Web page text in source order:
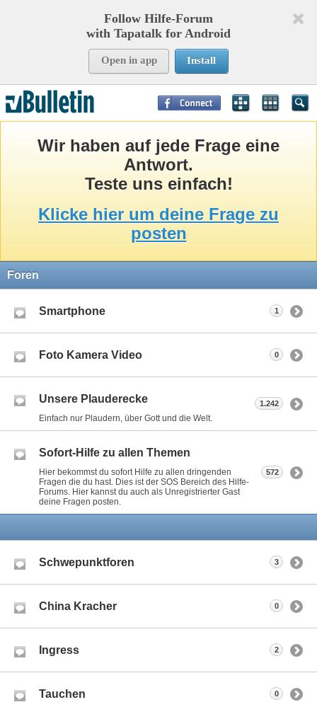
Follow Hilfe-Forum
with Tapatalk for Android
Open in app Install
Wir haben auf jede Frage eine
Antwort.
Teste uns einfach!
Klicke hier um deine Frage zu
posten
Foren
Smartphone 1
Foto Kamera Video 0
Unsere Plauderecke
Einfach nur Plaudern, über Gott und die Welt.
1.242
Sofort-Hilfe zu allen Themen
Hier bekommst du sofort Hilfe zu allen dringenden
Fragen die du hast. Dies ist der SOS Bereich des Hilfe-
Forums. Hier kannst du auch als Unregistrierter Gast
deine Fragen posten.
572
Schwepunktforen 3
China Kracher 0
Ingress 2
Tauchen 0
Page Time:0,67451
Templates:38